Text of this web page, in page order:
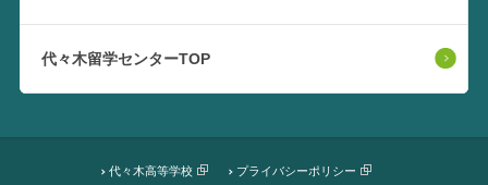
代々木留学センターTOP
代々木高等学校 プライバシーポリシー